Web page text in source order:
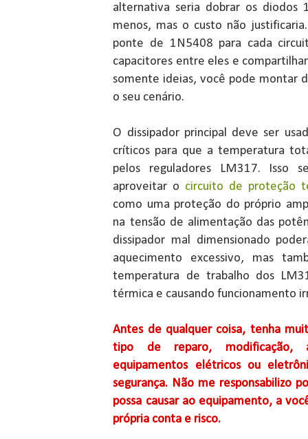
alternativa seria dobrar os diodos
menos, mas o custo não
ponte de 1N5408 para cada
capacitores entre eles e
somente ideias, você pode montar
o seu cenário.
O dissipador principal deve ser
críticos para que a temperatura
pelos reguladores LM317. Isso
aproveitar o circuito de proteção
como uma proteção do próprio
na tensão de alimentação das
dissipador mal dimensionado
aquecimento excessivo, mas
temperatura de trabalho dos
térmica e causando funcionamento
Antes de qualquer coisa, tenha
tipo de reparo, modificação,
equipamentos elétricos ou
segurança. Não me responsabilizo
possa causar ao equipamento, a
própria conta e risco.